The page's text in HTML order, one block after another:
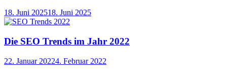
18. Juni 202518. Juni 2025
Die SEO Trends im Jahr 2022
22. Januar 20224. Februar 2022